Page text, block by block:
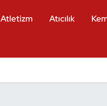
Atletizm Atıcılık